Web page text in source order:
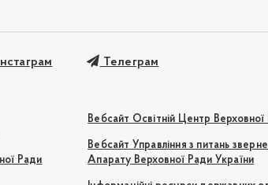
Інстаграм Телеграм
Ради
Вебсайт Освітній Центр Верховної
Вебсайт Управління з питань
Апарату Верховної Ради України